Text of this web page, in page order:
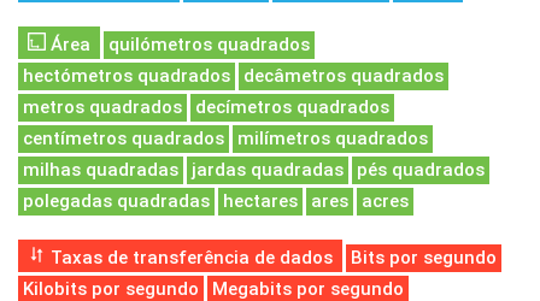
Área
quilómetros quadrados
hectómetros quadrados
decâmetros quadrados
metros quadrados
decímetros quadrados
centímetros quadrados
milímetros quadrados
milhas quadradas
jardas quadradas
pés quadrados
polegadas quadradas
hectares ares acres
Taxas de transferência de dados
Bits por segundo
Kilobits por segundo
Megabits por segundo